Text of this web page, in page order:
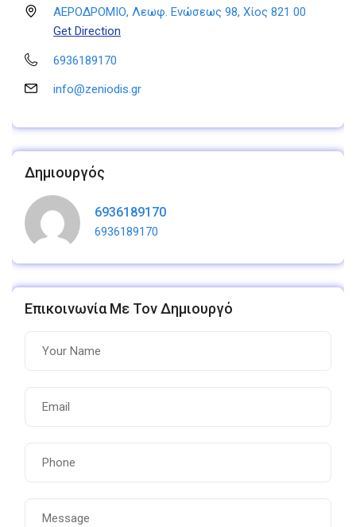
ΑΕΡΟΔΡΟΜΙΟ, Λεωφ. Ενώσεως 98, Χίος 821 00
Get Direction
6936189170
info@zeniodis.gr
Δημιουργός
6936189170
6936189170
Επικοινωνία Με Τον Δημιουργό